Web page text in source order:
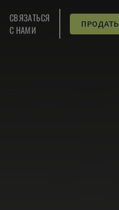
СВЯЗАТЬСЯ
С НАМИ
ПРОДАТЬ